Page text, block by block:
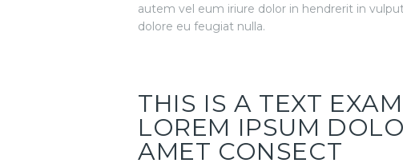
autem vel eum iriure dolor in hendrerit in
dolore eu feugiat nulla.
THIS IS A TEXT
LOREM IPSUM
AMET CONSECT